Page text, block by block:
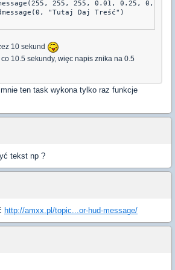
10 sekund
10.5 sekundy, więc napis znika na 0.5
ten task wykona tylko raz funkcje
tekst np ?
http://amxx.pl/topic...or-hud-message/